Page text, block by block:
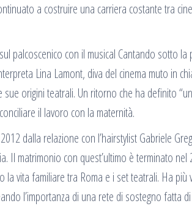
a costruire una carriera costante tra
palcoscenico con il musical Cantando sotto
Lina Lamont, diva del cinema muto in
origini teatrali. Un ritorno che ha definito
il lavoro con la maternità.
dalla relazione con l’hairstylist Gabriele
matrimonio con quest’ultimo è terminato nel
la vita familiare tra Roma e i set teatrali. Ha
l’importanza di una rete di sostegno fatta